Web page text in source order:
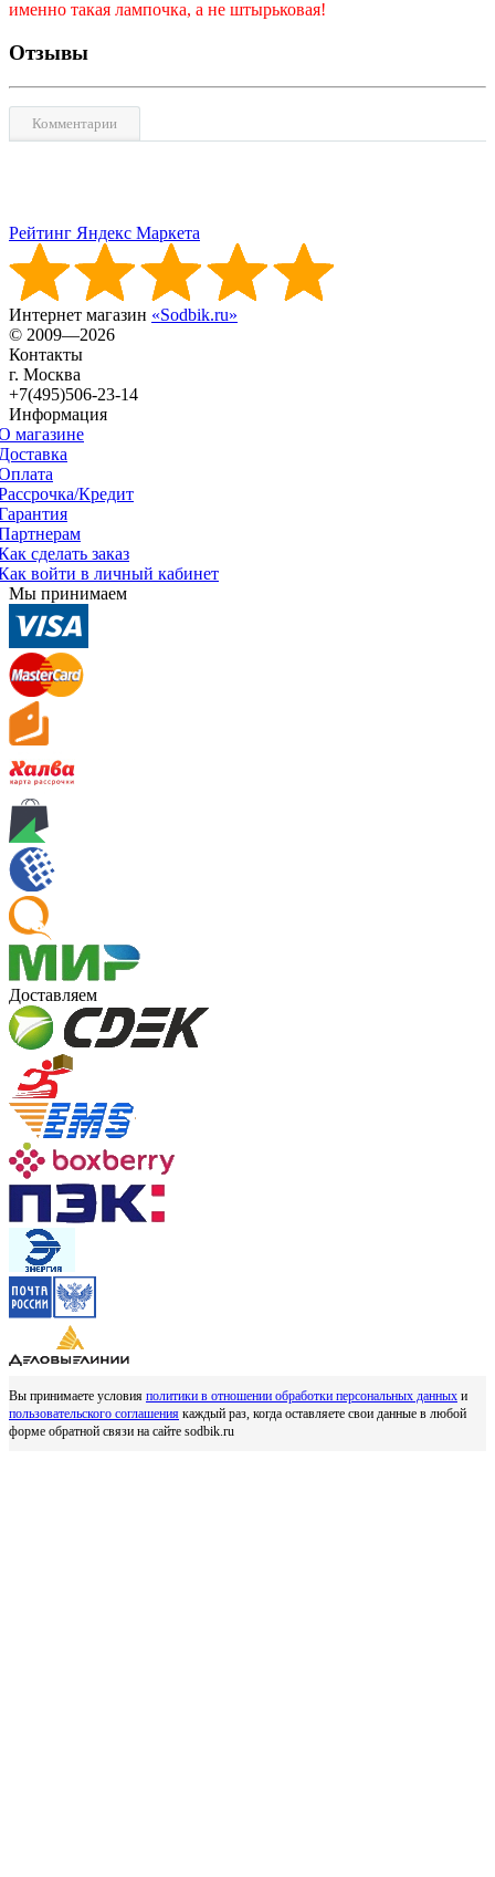
именно такая лампочка, а не штырьковая!
Отзывы
Комментарии
Рейтинг Яндекс Маркета
Интернет магазин «Sodbik.ru»
© 2009—2026
Контакты
г. Москва
+7(495)506-23-14
Информация
магазине
Кредит
сделать заказ
войти в личный кабинет
Мы принимаем
Доставляем
Вы принимаете условия политики в отношении обработки персональных данных и
пользовательского соглашения каждый раз, когда оставляете свои данные в любой
форме обратной связи на сайте sodbik.ru